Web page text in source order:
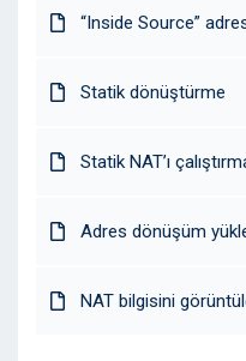
“Inside Source”
Statik dönüştürme
Statik NAT’ı
Adres dönüşüm
NAT bilgisini